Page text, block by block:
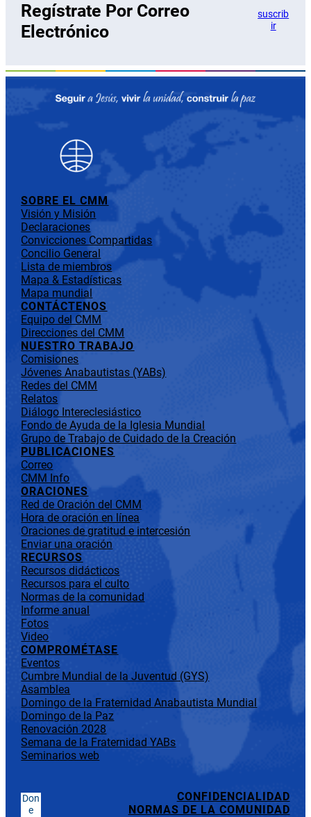
Regístrate Por Correo
Electrónico
suscrib
ir
SOBRE EL CMM
Visión y Misión
Declaraciones
Convicciones Compartidas
Concilio General
Lista de miembros
Mapa & Estadísticas
Mapa mundial
CONTÁCTENOS
Equipo del CMM
Direcciones del CMM
NUESTRO TRABAJO
Comisiones
Jóvenes Anabautistas (YABs)
Redes del CMM
Relatos
Diálogo Intereclesiástico
Fondo de Ayuda de la Iglesia Mundial
Grupo de Trabajo de Cuidado de la Creación
PUBLICACIONES
Correo
CMM Info
ORACIONES
Red de Oración del CMM
Hora de oración en línea
Oraciones de gratitud e intercesión
Enviar una oración
RECURSOS
Recursos didácticos
Recursos para el culto
Normas de la comunidad
Informe anual
Fotos
Video
COMPROMÉTASE
Eventos
Cumbre Mundial de la Juventud (GYS)
Asamblea
Domingo de la Fraternidad Anabautista Mundial
Domingo de la Paz
Renovación 2028
Semana de la Fraternidad YABs
Seminarios web
Don
e
CONFIDENCIALIDAD
NORMAS DE LA COMUNIDAD